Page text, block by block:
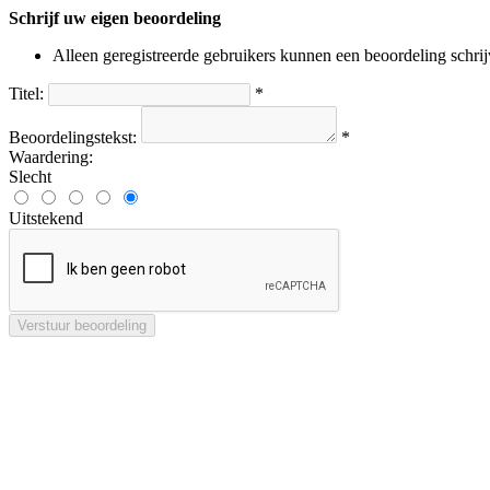
Schrijf uw eigen beoordeling
Alleen geregistreerde gebruikers kunnen een beoordeling
Titel: *
Beoordelingstekst:
*
Waardering:
Slecht
Uitstekend
Verstuur beoordeling